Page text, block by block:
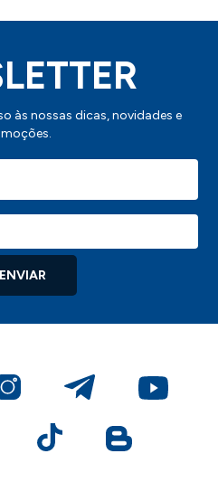
às nossas dicas, novidades e
ENVIAR